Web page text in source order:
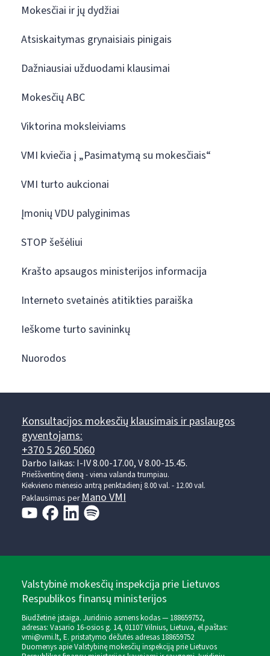
Mokesčiai ir jų dydžiai
Atsiskaitymas grynaisiais pinigais
Dažniausiai užduodami klausimai
Mokesčių ABC
Viktorina moksleiviams
VMI kviečia į „Pasimatymą su mokesčiais“
VMI turto aukcionai
Įmonių VDU palyginimas
STOP šešėliui
Krašto apsaugos ministerijos informacija
Interneto svetainės atitikties paraiška
Ieškome turto savininkų
Nuorodos
Konsultacijos mokesčių klausimais ir paslaugos
gyventojams:
+370 5 260 5060
Darbo laikas: I-IV 8.00-17.00, V 8.00-15.45.
Prieššventinę dieną - viena valanda trumpiau.
Kiekvieno mėnesio antrą penktadienį 8.00 val. - 12.00 val.
Paklausimas perMano VMI
Valstybinė mokesčių inspekcija prie Lietuvos
Respublikos finansų ministerijos
Biudžetinė įstaiga. Juridinio asmens kodas — 188659752,
adresas: Vasario 16-osios g. 14, 01107 Vilnius, Lietuva, el.paštas:
vmi@vmi.lt, E. pristatymo dėžutės adresas 188659752
Duomenys apie Valstybinę mokesčių inspekciją prie Lietuvos